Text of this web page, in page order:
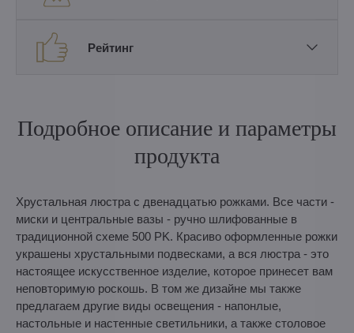
Рейтинг
Подробное описание и параметры
продукта
Хрустальная люстра с двенадцатью рожками. Все части -
миски и центральные вазы - ручно шлифованные в
традиционной схеме 500 PK. Красиво оформленные рожки
украшены хрустальными подвесками, а вся люстра - это
настоящее искусственное изделие, которое принесет вам
неповторимую роскошь. В том же дизайне мы также
предлагаем другие виды освещения - напонлые,
настольные и настенные светильники, а также столовое